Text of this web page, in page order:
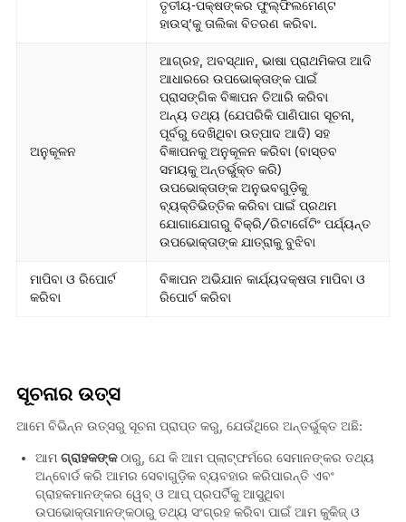
ତୃତୀୟ-ପକ୍ଷଙ୍କର ଫୁଲ୍‌ଫିଲମେଣ୍ଟ
ହାଉସ୍’କୁ ତାଲିକା ବିତରଣ କରିବା.
ଅନୁକୂଳନ
ଆଗ୍ରହ, ଅବସ୍ଥାନ, ଭାଷା ପ୍ରାଥମିକତା ଆଦି
ଆଧାରରେ ଉପଭୋକ୍ତାଙ୍କ ପାଇଁ
ପ୍ରାସଙ୍ଗିକ ବିଜ୍ଞାପନ ତିଆରି କରିବା
ଅନ୍ୟ ତଥ୍ୟ (ଯେପରିକି ପାଣିପାଗ ସୂଚନା,
ପୂର୍ବରୁ ଦେଖିଥିବା ଉତ୍ପାଦ ଆଦି) ସହ
ବିଜ୍ଞାପନକୁ ଅନୁକୂଳନ କରିବା (ବାସ୍ତବ
ସମୟକୁ ଅନ୍ତର୍ଭୁକ୍ତ କରି)
ଉପଭୋକ୍ତାଙ୍କ ଅନୁଭବଗୁଡ଼ିକୁ
ବ୍ୟକ୍ତିଭିତ୍ତିକ କରିବା ପାଇଁ ପ୍ରଥମ
ଯୋଗାଯୋଗରୁ ବିକ୍ରି/ରିଟାର୍ଗେଟିଂ ପର୍ଯ୍ୟନ୍ତ
ଉପଭୋକ୍ତାଙ୍କ ଯାତ୍ରାକୁ ବୁଝିବା
ମାପିବା ଓ ରିପୋର୍ଟ
କରିବା
ବିଜ୍ଞାପନ ଅଭିଯାନ କାର୍ଯ୍ୟଦକ୍ଷତା ମାପିବା ଓ
ରିପୋର୍ଟ କରିବା
ସୂଚନାର ଉତ୍ସ
ଆମେ ବିଭିନ୍ନ ଉତ୍ସରୁ ସୂଚନା ପ୍ରାପ୍ତ କରୁ, ଯେଉଁଥିରେ ଅନ୍ତର୍ଭୁକ୍ତ ଅଛି:
ଆମଗ୍ରାହକଙ୍କଠାରୁ, ଯେ କି ଆମ ପ୍ଲାଟ୍‌ଫର୍ମରେ ସେମାନଙ୍କର ତଥ୍ୟ
ଅନ୍‌ବୋର୍ଡ କରି ଆମର ସେବାଗୁଡ଼ିକ ବ୍ୟବହାର କରିପାରନ୍ତି ଏବଂ
ଗ୍ରାହକମାନଙ୍କର ୱେବ୍ ଓ ଆପ୍ ପ୍ରପର୍ଟିକୁ ଆସୁଥିବା
ଉପଭୋକ୍ତାମାନଙ୍କଠାରୁ ତଥ୍ୟ ସଂଗ୍ରହ କରିବା ପାଇଁ ଆମ କୁକିଜ୍ ଓ